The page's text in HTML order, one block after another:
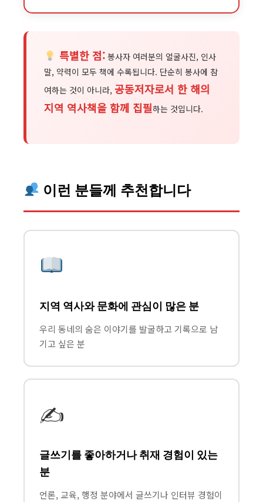
특별한 점:봉사자 여러분의 얼굴사진, 인사
말, 약력이 모두 책에 수록됩니다. 단순히 봉사에 참
여하는 것이 아니라, 공동저자로서 한 해의
지역 역사책을 함께 집필하는 것입니다.
이런 분들께 추천합니다
지역 역사와 문화에 관심이 많은 분
우리 동네의 숨은 이야기를 발굴하고 기록으로 남
기고 싶은 분
✍️
글쓰기를 좋아하거나 취재 경험이 있는
분
언론, 교육, 행정 분야에서 글쓰기나 인터뷰 경험이